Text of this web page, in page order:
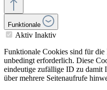
Funktionale
Aktiv Inaktiv
Funktionale Cookies sind für die
unbedingt erforderlich. Diese
eindeutige zufällige ID zu damit
über mehrere Seitenaufrufe